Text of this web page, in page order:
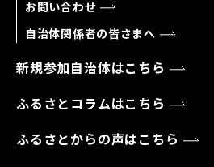
お問い合わせ
自治体関係者の皆さまへ
新規参加自治体はこちら
ふるさとコラムはこちら
ふるさとからの声はこちら